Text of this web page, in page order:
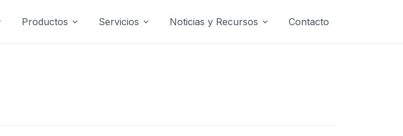
Productos Servicios Noticias y Recursos Contacto